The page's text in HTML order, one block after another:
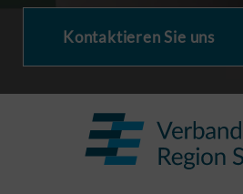
Kontaktieren Sie uns